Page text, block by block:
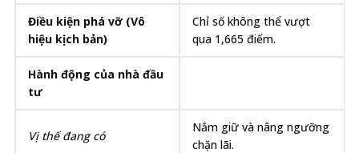
Điều kiện phá vỡ (Vô
hiệu kịch bản)
Chỉ số không thể vượt
qua 1,665 điểm.
Hành động của nhà đầu
tư
Vị thế đang có
Nắm giữ và nâng ngưỡng
chặn lãi.